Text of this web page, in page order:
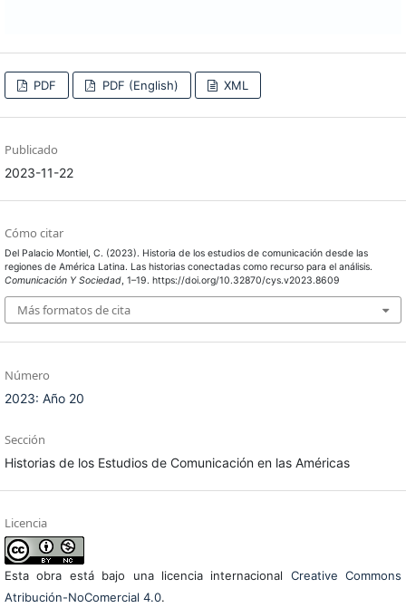
PDF PDF (English) XML
Publicado
2023-11-22
Cómo citar
Del Palacio Montiel, C. (2023). Historia de los estudios de comunicación desde las
regiones de América Latina. Las historias conectadas como recurso para el análisis.
Comunicación Y Sociedad, 1–19. https://doi.org/10.32870/cys.v2023.8609
Más formatos de cita
Número
2023: Año 20
Sección
Historias de los Estudios de Comunicación en las Américas
Licencia
Esta obra está bajo una licencia internacional Creative Commons
Atribución-NoComercial 4.0.